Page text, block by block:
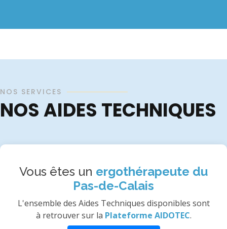
NOS SERVICES
NOS AIDES TECHNIQUES
Vous êtes un ergothérapeute du
Pas-de-Calais
L'ensemble des Aides Techniques disponibles sont
à retrouver sur la Plateforme AIDOTEC.